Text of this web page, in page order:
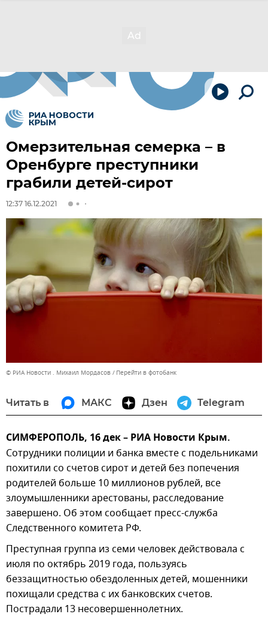
Омерзительная семерка – в
Оренбурге преступники
грабили детей-сирот
12:37 16.12.2021
© РИА Новости . Михаил Мордасов Перейти в фотобанк
Читать в МАКС Дзен Telegram
СИМФЕРОПОЛЬ, 16 дек – РИА Новости Крым.
Сотрудники полиции и банка вместе с подельниками
похитили со счетов сирот и детей без попечения
родителей больше 10 миллионов рублей, все
злоумышленники арестованы, расследование
завершено. Об этом сообщает пресс-служба
Следственного комитета РФ.
Преступная группа из семи человек действовала с
июля по октябрь 2019 года, пользуясь
беззащитностью обездоленных детей, мошенники
похищали средства с их банковских счетов.
Пострадали 13 несовершеннолетних.